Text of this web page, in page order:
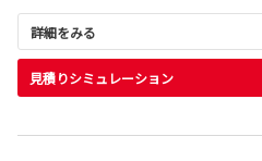
詳細をみる
見積りシミュレーション